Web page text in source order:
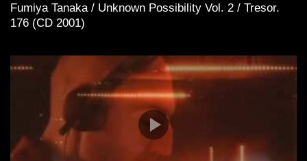
Fumiya Tanaka / Unknown Possibility Vol. 2 / Tresor.
176 (CD 2001)